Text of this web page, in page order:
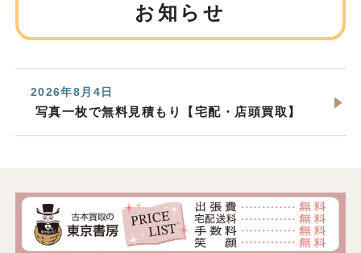
お知らせ
2026年8月4日
写真一枚で無料見積もり【宅配・店頭買取】